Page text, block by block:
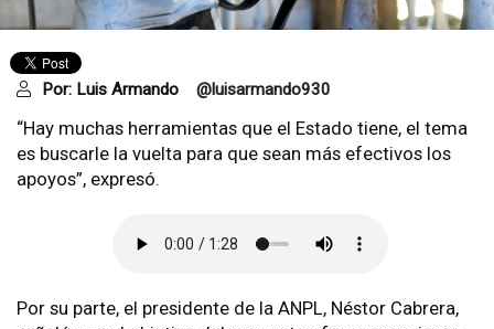
Por: Luis Armando @luisarmando930
“Hay muchas herramientas que el Estado tiene, el tema
es buscarle la vuelta para que sean más efectivos los
apoyos”, expresó.
Por su parte, el presidente de la ANPL, Néstor Cabrera,